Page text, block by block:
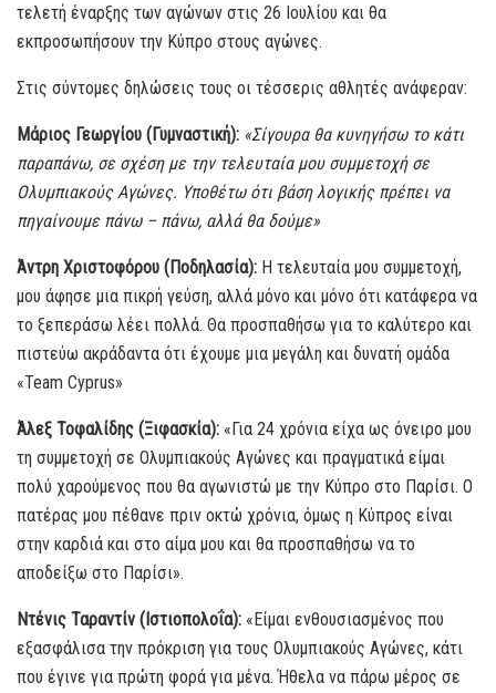
τελετή έναρξης των αγώνων στις 26 Ιουλίου και θα
εκπροσωπήσουν την Κύπρο στους αγώνες.
Στις σύντομες δηλώσεις τους οι τέσσερις αθλητές ανάφεραν:
Μάριος Γεωργίου (Γυμναστική): «Σίγουρα θα κυνηγήσω το κάτι
παραπάνω, σε σχέση με την τελευταία μου συμμετοχή σε
Ολυμπιακούς Αγώνες. Υποθέτω ότι βάση λογικής πρέπει να
πηγαίνουμε πάνω – πάνω, αλλά θα δούμε»
Άντρη Χριστοφόρου (Ποδηλασία): Η τελευταία μου συμμετοχή,
μου άφησε μια πικρή γεύση, αλλά μόνο και μόνο ότι κατάφερα να
το ξεπεράσω λέει πολλά. Θα προσπαθήσω για το καλύτερο και
πιστεύω ακράδαντα ότι έχουμε μια μεγάλη και δυνατή ομάδα
«Team Cyprus»
Άλεξ Τοφαλίδης (Ξιφασκία): «Για 24 χρόνια είχα ως όνειρο μου
τη συμμετοχή σε Ολυμπιακούς Αγώνες και πραγματικά είμαι
πολύ χαρούμενος που θα αγωνιστώ με την Κύπρο στο Παρίσι. Ο
πατέρας μου πέθανε πριν οκτώ χρόνια, όμως η Κύπρος είναι
στην καρδιά και στο αίμα μου και θα προσπαθήσω να το
αποδείξω στο Παρίσι».
Ντένις Ταραντίν (Ιστιοπολοΐα): «Είμαι ενθουσιασμένος που
εξασφάλισα την πρόκριση για τους Ολυμπιακούς Αγώνες, κάτι
που έγινε για πρώτη φορά για μένα. Ήθελα να πάρω μέρος σε